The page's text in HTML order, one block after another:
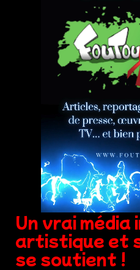
Un vrai
artistique et
se soutient !